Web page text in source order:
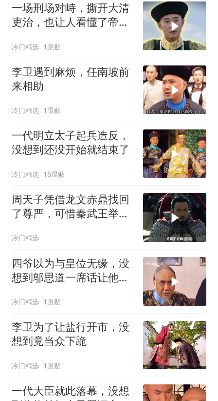
一场刑场对峙，撕开大清
吏治，也让人看懂了帝王
冷门精选 1跟贴
李卫遇到麻烦，任南坡前
来相助
冷门精选 1跟贴
一代明立太子起兵造反，
没想到还没开始就结束了
冷门精选 16跟贴
周天子凭借龙文赤鼎找回
了尊严，可惜秦武王举鼎
冷门精选
四爷以为与皇位无缘，没
想到邬思道一席话让他醍
冷门精选 1跟贴
李卫为了让盐行开市，没
想到竟当众下跪
冷门精选 1跟贴
一代大臣就此落幕，没想